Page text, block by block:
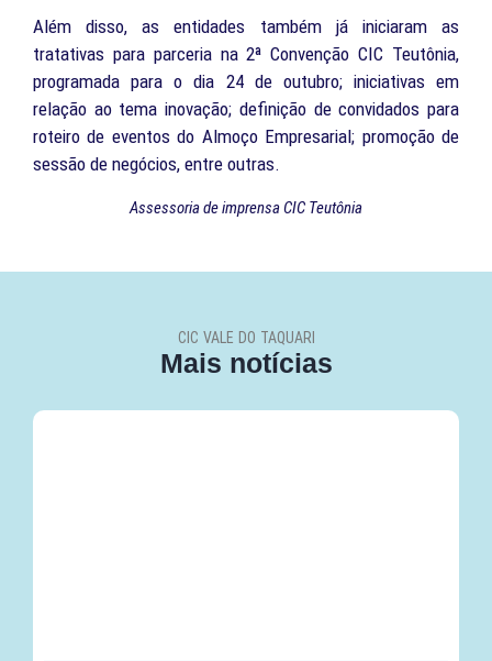
Além disso, as entidades também já iniciaram as
tratativas para parceria na 2ª Convenção CIC Teutônia,
programada para o dia 24 de outubro; iniciativas em
relação ao tema inovação; definição de convidados para
roteiro de eventos do Almoço Empresarial; promoção de
sessão de negócios, entre outras.
Assessoria de imprensa CIC Teutônia
CIC VALE DO TAQUARI
Mais notícias